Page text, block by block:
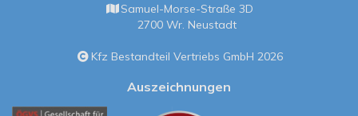
Samuel-Morse-Straße 3D
2700 Wr. Neustadt
Kfz Bestandteil Vertriebs GmbH 2026
Auszeichnungen